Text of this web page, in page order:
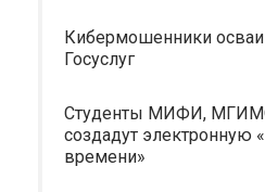
Кибермошенники
Госуслуг
Студенты МИФИ,
создадут электронную
времени»